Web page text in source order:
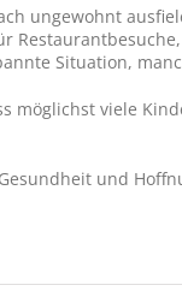
ungewohnt
Situation,
möglichst viele
und